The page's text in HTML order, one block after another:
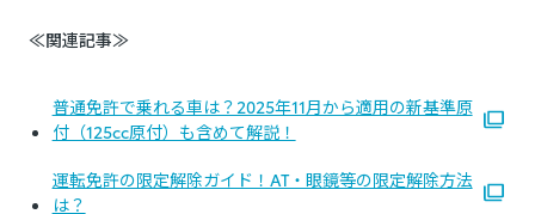
≪関連記事≫
普通免許で乗れる車は？2025年11月から適用の新基準原
付（125cc原付）も含めて解説！
運転免許の限定解除ガイド！AT・眼鏡等の限定解除方法
は？